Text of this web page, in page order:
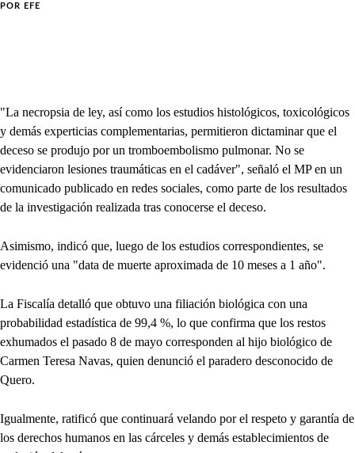
POR EFE
"La necropsia de ley, así como los estudios histológicos, toxicológicos
y demás experticias complementarias, permitieron dictaminar que el
deceso se produjo por un tromboembolismo pulmonar. No se
evidenciaron lesiones traumáticas en el cadáver", señaló el MP en un
comunicado publicado en redes sociales, como parte de los resultados
de la investigación realizada tras conocerse el deceso.
Asimismo, indicó que, luego de los estudios correspondientes, se
evidenció una "data de muerte aproximada de 10 meses a 1 año".
La Fiscalía detalló que obtuvo una filiación biológica con una
probabilidad estadística de 99,4 %, lo que confirma que los restos
exhumados el pasado 8 de mayo corresponden al hijo biológico de
Carmen Teresa Navas, quien denunció el paradero desconocido de
Quero.
Igualmente, ratificó que continuará velando por el respeto y garantía de
los derechos humanos en las cárceles y demás establecimientos de